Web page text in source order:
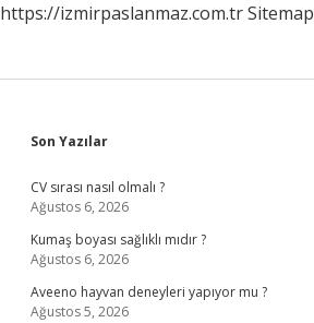
https://izmirpaslanmaz.com.trSitemap
Sidebar
Son Yazılar
CV sırası nasıl olmalı ?
Ağustos 6, 2026
Kumaş boyası sağlıklı mıdır ?
Ağustos 6, 2026
Aveeno hayvan deneyleri yapıyor mu ?
Ağustos 5, 2026